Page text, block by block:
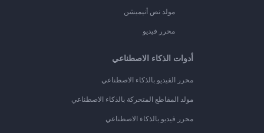
مولد نص أنيميشن
محرر فيديو
أدوات الذكاء الاصطناعي
محرر الفيديو بالذكاء الاصطناعي
مولد المقاطع المتحركة بالذكاء الاصطناعي
محرر فيديو بالذكاء الاصطناعي